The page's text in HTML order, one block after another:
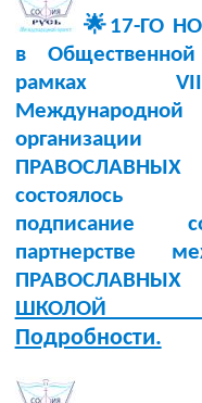
🌟17-ГО
в
рамках
состоялось
подписание
партнерстве
ШКОЛОЙ
Подробности.